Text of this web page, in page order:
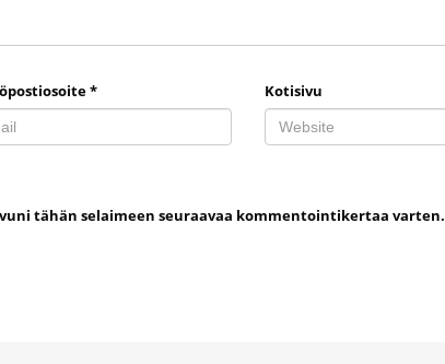
* Kotisivu
tähän selaimeen seuraavaa kommentointikertaa varten.